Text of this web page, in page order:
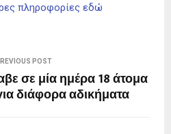
πληροφορίες εδώ
POST
σε μία ημέρα 18 άτομα
διάφορα αδικήματα